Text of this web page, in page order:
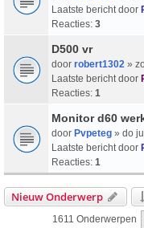
Laatste bericht door
Reacties: 3
D500 vr
door robert1302 »
Laatste bericht door
Reacties: 1
Monitor d60
door Pvpeteg » do
Laatste bericht door
Reacties: 1
Nieuw Onderwerp
1611 Onderwerpen